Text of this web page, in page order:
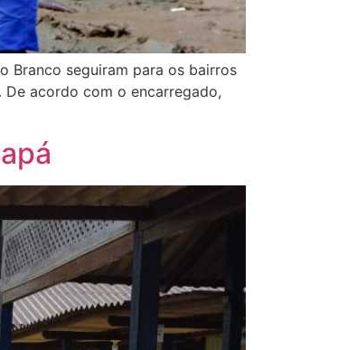
Branco seguiram para os bairros
acordo com o encarregado,